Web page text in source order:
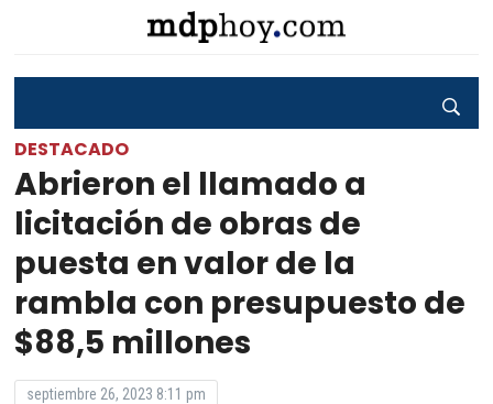
DESTACADO
Abrieron el llamado a
licitación de obras de
puesta en valor de la
rambla con presupuesto de
$88,5 millones
septiembre 26, 2023 8:11 pm